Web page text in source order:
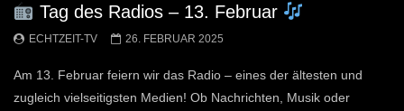
Tag des Radios – 13. Februar
ECHTZEIT-TV 26. FEBRUAR 2025
Am 13. Februar feiern wir das Radio – eines der ältesten und
zugleich vielseitigsten Medien! Ob Nachrichten, Musik oder